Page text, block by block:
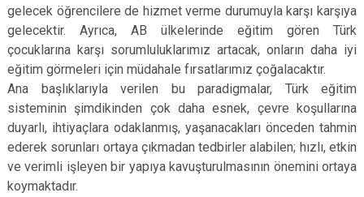
gelecek öğrencilere de hizmet verme durumuyla karşı karşıya
gelecektir. Ayrıca, AB ülkelerinde eğitim gören Türk
çocuklarına karşı sorumluluklarımız artacak, onların daha iyi
eğitim görmeleri için müdahale fırsatlarımız çoğalacaktır.
Ana başlıklarıyla verilen bu paradigmalar, Türk eğitim
sisteminin şimdikinden çok daha esnek, çevre koşullarına
duyarlı, ihtiyaçlara odaklanmış, yaşanacakları önceden tahmin
ederek sorunları ortaya çıkmadan tedbirler alabilen; hızlı, etkin
ve verimli işleyen bir yapıya kavuşturulmasının önemini ortaya
koymaktadır.